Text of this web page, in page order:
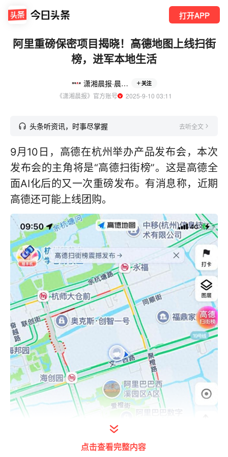
打开APP
阿里重磅保密项目揭晓！高德地图上线扫街
榜，进军本地生活
潇湘晨报·晨视频 关注
《潇湘晨报》官方账号
  2025-9-10 03:11
头条听资讯，时事尽掌握 去听全文
9月10日，高德在杭州举办产品发布会，本次
发布会的主角将是“高德扫街榜”。这是高德全
面AI化后的又一次重磅发布。有消息称，近期
高德还可能上线团购。
点击查看完整内容